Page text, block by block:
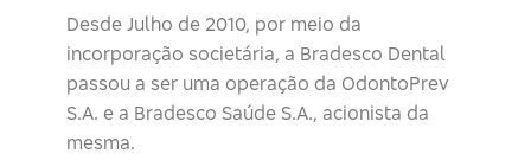
Desde Julho de 2010, por meio da
incorporação societária, a Bradesco Dental
passou a ser uma operação da OdontoPrev
S.A. e a Bradesco Saúde S.A., acionista da
mesma.